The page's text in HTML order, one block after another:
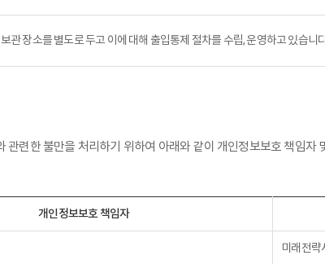
관 장소를 별도로 두고 이에 대해 출입통제 절차를 수립, 운영하고 있습니
련한 불만을 처리하기 위하여 아래와 같이 개인정보보호 책임자
개인정보보호 책임자
미래전략